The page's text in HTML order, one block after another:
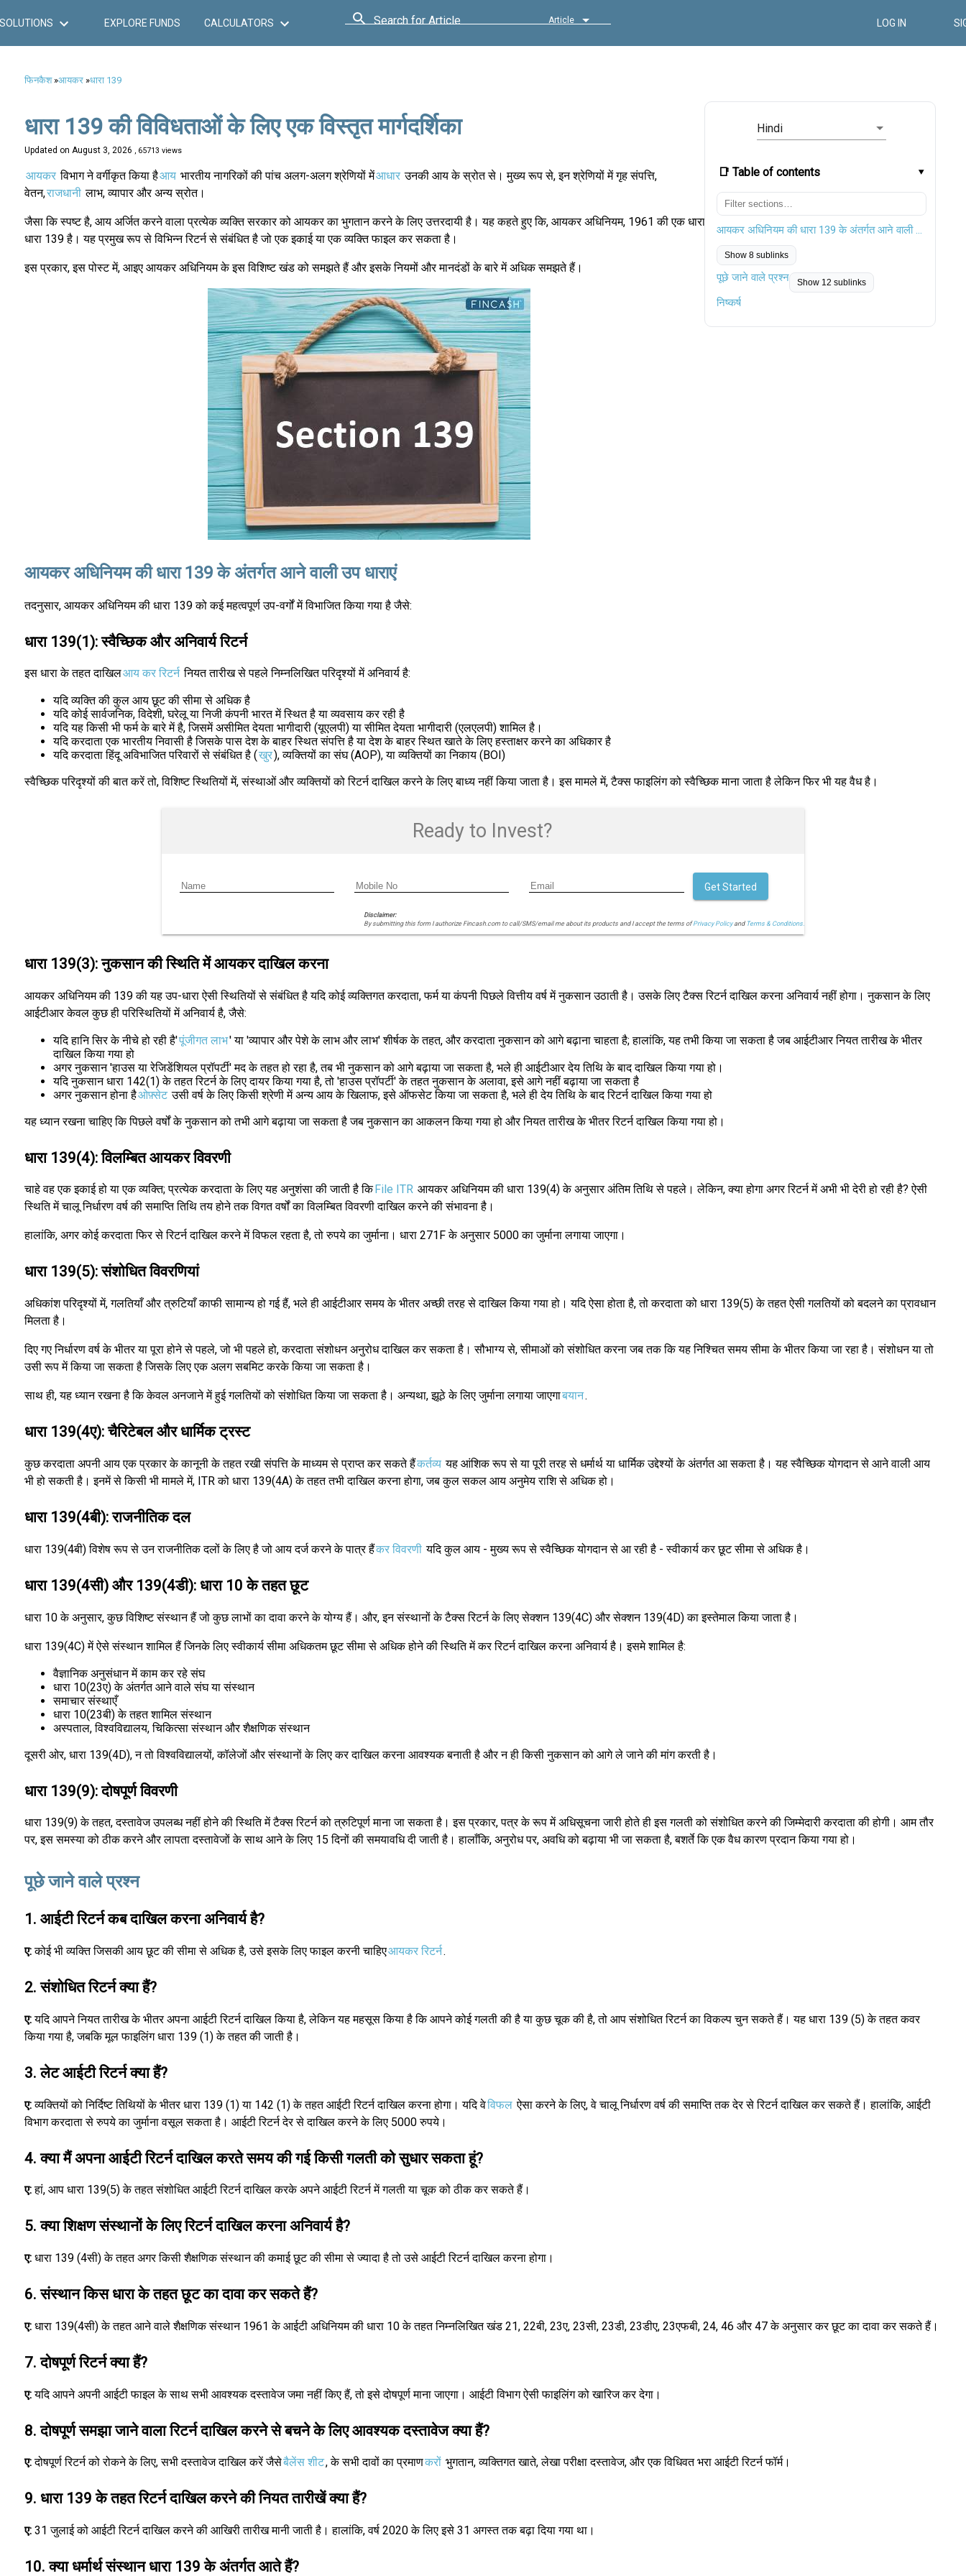
SOLUTIONS EXPLORE FUNDS CALCULATORS Search for Article Article LOG IN
फिनकैश»आयकर»धारा 139
Hindi
📑 Table of contents
आयकर अधिनियम की धारा 139 के अंतर्गत आने वाली उप धाराएं
Show 8 sublinks
पूछे जाने वाले प्रश्न Show 12 sublinks
निष्कर्ष
धारा 139 की विविधताओं के लिए एक विस्तृत मार्गदर्शिका
Updated on August 3, 2026 , 65713 views
आयकर विभाग ने वर्गीकृत किया हैआय भारतीय नागरिकों की पांच अलग-अलग श्रेणियों मेंआधार उनकी आय के स्रोत से। मुख्य रूप से, इन श्रेणियों में गृह संपत्ति,
वेतन,राजधानी लाभ, व्यापार और अन्य स्रोत।
जैसा कि स्पष्ट है, आय अर्जित करने वाला प्रत्येक व्यक्ति सरकार को आयकर का भुगतान करने के लिए उत्तरदायी है। यह कहते हुए कि, आयकर अधिनियम, 1961 की एक धारा
धारा 139 है। यह प्रमुख रूप से विभिन्न रिटर्न से संबंधित है जो एक इकाई या एक व्यक्ति फाइल कर सकता है।
इस प्रकार, इस पोस्ट में, आइए आयकर अधिनियम के इस विशिष्ट खंड को समझते हैं और इसके नियमों और मानदंडों के बारे में अधिक समझते हैं।
आयकर अधिनियम की धारा 139 के अंतर्गत आने वाली उप धाराएं
तदनुसार, आयकर अधिनियम की धारा 139 को कई महत्वपूर्ण उप-वर्गों में विभाजित किया गया है जैसे:
धारा 139(1): स्वैच्छिक और अनिवार्य रिटर्न
इस धारा के तहत दाखिलआय कर रिटर्न नियत तारीख से पहले निम्नलिखित परिदृश्यों में अनिवार्य है:
यदि व्यक्ति की कुल आय छूट की सीमा से अधिक है
यदि कोई सार्वजनिक, विदेशी, घरेलू या निजी कंपनी भारत में स्थित है या व्यवसाय कर रही है
यदि यह किसी भी फर्म के बारे में है, जिसमें असीमित देयता भागीदारी (यूएलपी) या सीमित देयता भागीदारी (एलएलपी) शामिल है।
यदि करदाता एक भारतीय निवासी है जिसके पास देश के बाहर स्थित संपत्ति है या देश के बाहर स्थित खाते के लिए हस्ताक्षर करने का अधिकार है
यदि करदाता हिंदू अविभाजित परिवारों से संबंधित है (खुर), व्यक्तियों का संघ (AOP), या व्यक्तियों का निकाय (BOI)
स्वैच्छिक परिदृश्यों की बात करें तो, विशिष्ट स्थितियों में, संस्थाओं और व्यक्तियों को रिटर्न दाखिल करने के लिए बाध्य नहीं किया जाता है। इस मामले में, टैक्स फाइलिंग को स्वैच्छिक माना जाता है लेकिन फिर भी यह वैध है।
Ready to Invest?
Disclaimer:
By submitting this form I authorize Fincash.com to call/SMS/email me about its products and I accept the terms ofPrivacy Policyand Terms & Conditions.
Get Started
धारा 139(3): नुकसान की स्थिति में आयकर दाखिल करना
आयकर अधिनियम की 139 की यह उप-धारा ऐसी स्थितियों से संबंधित है यदि कोई व्यक्तिगत करदाता, फर्म या कंपनी पिछले वित्तीय वर्ष में नुकसान उठाती है। उसके लिए टैक्स रिटर्न दाखिल करना अनिवार्य नहीं होगा। नुकसान के लिए
आईटीआर केवल कुछ ही परिस्थितियों में अनिवार्य है, जैसे:
यदि हानि सिर के नीचे हो रही है'पूंजीगत लाभ' या 'व्यापार और पेशे के लाभ और लाभ' शीर्षक के तहत, और करदाता नुकसान को आगे बढ़ाना चाहता है; हालांकि, यह तभी किया जा सकता है जब आईटीआर नियत तारीख के भीतर
दाखिल किया गया हो
अगर नुकसान 'हाउस या रेजिडेंशियल प्रॉपर्टी' मद के तहत हो रहा है, तब भी नुकसान को आगे बढ़ाया जा सकता है, भले ही आईटीआर देय तिथि के बाद दाखिल किया गया हो।
यदि नुकसान धारा 142(1) के तहत रिटर्न के लिए दायर किया गया है, तो 'हाउस प्रॉपर्टी' के तहत नुकसान के अलावा, इसे आगे नहीं बढ़ाया जा सकता है
अगर नुकसान होना हैओफ़्सेट उसी वर्ष के लिए किसी श्रेणी में अन्य आय के खिलाफ, इसे ऑफसेट किया जा सकता है, भले ही देय तिथि के बाद रिटर्न दाखिल किया गया हो
यह ध्यान रखना चाहिए कि पिछले वर्षों के नुकसान को तभी आगे बढ़ाया जा सकता है जब नुकसान का आकलन किया गया हो और नियत तारीख के भीतर रिटर्न दाखिल किया गया हो।
धारा 139(4): विलम्बित आयकर विवरणी
चाहे वह एक इकाई हो या एक व्यक्ति; प्रत्येक करदाता के लिए यह अनुशंसा की जाती है कि File ITR आयकर अधिनियम की धारा 139(4) के अनुसार अंतिम तिथि से पहले। लेकिन, क्या होगा अगर रिटर्न में अभी भी देरी हो रही है? ऐसी
स्थिति में चालू निर्धारण वर्ष की समाप्ति तिथि तय होने तक विगत वर्षों का विलम्बित विवरणी दाखिल करने की संभावना है।
हालांकि, अगर कोई करदाता फिर से रिटर्न दाखिल करने में विफल रहता है, तो रुपये का जुर्माना। धारा 271F के अनुसार 5000 का जुर्माना लगाया जाएगा।
धारा 139(5): संशोधित विवरणियां
अधिकांश परिदृश्यों में, गलतियाँ और त्रुटियाँ काफी सामान्य हो गई हैं, भले ही आईटीआर समय के भीतर अच्छी तरह से दाखिल किया गया हो। यदि ऐसा होता है, तो करदाता को धारा 139(5) के तहत ऐसी गलतियों को बदलने का प्रावधान
मिलता है।
दिए गए निर्धारण वर्ष के भीतर या पूरा होने से पहले, जो भी पहले हो, करदाता संशोधन अनुरोध दाखिल कर सकता है। सौभाग्य से, सीमाओं को संशोधित करना जब तक कि यह निश्चित समय सीमा के भीतर किया जा रहा है। संशोधन या तो
उसी रूप में किया जा सकता है जिसके लिए एक अलग सबमिट करके किया जा सकता है।
साथ ही, यह ध्यान रखना है कि केवल अनजाने में हुई गलतियों को संशोधित किया जा सकता है। अन्यथा, झूठे के लिए जुर्माना लगाया जाएगाबयान.
धारा 139(4ए): चैरिटेबल और धार्मिक ट्रस्ट
कुछ करदाता अपनी आय एक प्रकार के कानूनी के तहत रखी संपत्ति के माध्यम से प्राप्त कर सकते हैंकर्तव्य यह आंशिक रूप से या पूरी तरह से धर्मार्थ या धार्मिक उद्देश्यों के अंतर्गत आ सकता है। यह स्वैच्छिक योगदान से आने वाली आय
भी हो सकती है। इनमें से किसी भी मामले में, ITR को धारा 139(4A) के तहत तभी दाखिल करना होगा, जब कुल सकल आय अनुमेय राशि से अधिक हो।
धारा 139(4बी): राजनीतिक दल
धारा 139(4बी) विशेष रूप से उन राजनीतिक दलों के लिए है जो आय दर्ज करने के पात्र हैंकर विवरणी यदि कुल आय - मुख्य रूप से स्वैच्छिक योगदान से आ रही है - स्वीकार्य कर छूट सीमा से अधिक है।
धारा 139(4सी) और 139(4डी): धारा 10 के तहत छूट
धारा 10 के अनुसार, कुछ विशिष्ट संस्थान हैं जो कुछ लाभों का दावा करने के योग्य हैं। और, इन संस्थानों के टैक्स रिटर्न के लिए सेक्शन 139(4C) और सेक्शन 139(4D) का इस्तेमाल किया जाता है।
धारा 139(4C) में ऐसे संस्थान शामिल हैं जिनके लिए स्वीकार्य सीमा अधिकतम छूट सीमा से अधिक होने की स्थिति में कर रिटर्न दाखिल करना अनिवार्य है। इसमे शामिल है:
वैज्ञानिक अनुसंधान में काम कर रहे संघ
धारा 10(23ए) के अंतर्गत आने वाले संघ या संस्थान
समाचार संस्थाएँ
धारा 10(23बी) के तहत शामिल संस्थान
अस्पताल, विश्वविद्यालय, चिकित्सा संस्थान और शैक्षणिक संस्थान
दूसरी ओर, धारा 139(4D), न तो विश्वविद्यालयों, कॉलेजों और संस्थानों के लिए कर दाखिल करना आवश्यक बनाती है और न ही किसी नुकसान को आगे ले जाने की मांग करती है।
धारा 139(9): दोषपूर्ण विवरणी
धारा 139(9) के तहत, दस्तावेज उपलब्ध नहीं होने की स्थिति में टैक्स रिटर्न को त्रुटिपूर्ण माना जा सकता है। इस प्रकार, पत्र के रूप में अधिसूचना जारी होते ही इस गलती को संशोधित करने की जिम्मेदारी करदाता की होगी। आम तौर
पर, इस समस्या को ठीक करने और लापता दस्तावेजों के साथ आने के लिए 15 दिनों की समयावधि दी जाती है। हालाँकि, अनुरोध पर, अवधि को बढ़ाया भी जा सकता है, बशर्ते कि एक वैध कारण प्रदान किया गया हो।
पूछे जाने वाले प्रश्न
1. आईटी रिटर्न कब दाखिल करना अनिवार्य है?
ए:कोई भी व्यक्ति जिसकी आय छूट की सीमा से अधिक है, उसे इसके लिए फाइल करनी चाहिएआयकर रिटर्न.
2. संशोधित रिटर्न क्या हैं?
ए:यदि आपने नियत तारीख के भीतर अपना आईटी रिटर्न दाखिल किया है, लेकिन यह महसूस किया है कि आपने कोई गलती की है या कुछ चूक की है, तो आप संशोधित रिटर्न का विकल्प चुन सकते हैं। यह धारा 139 (5) के तहत कवर
किया गया है, जबकि मूल फाइलिंग धारा 139 (1) के तहत की जाती है।
3. लेट आईटी रिटर्न क्या हैं?
ए:व्यक्तियों को निर्दिष्ट तिथियों के भीतर धारा 139 (1) या 142 (1) के तहत आईटी रिटर्न दाखिल करना होगा। यदि वेविफल ऐसा करने के लिए, वे चालू निर्धारण वर्ष की समाप्ति तक देर से रिटर्न दाखिल कर सकते हैं। हालांकि, आईटी
विभाग करदाता से रुपये का जुर्माना वसूल सकता है। आईटी रिटर्न देर से दाखिल करने के लिए 5000 रुपये।
4. क्या मैं अपना आईटी रिटर्न दाखिल करते समय की गई किसी गलती को सुधार सकता हूं?
ए:हां, आप धारा 139(5) के तहत संशोधित आईटी रिटर्न दाखिल करके अपने आईटी रिटर्न में गलती या चूक को ठीक कर सकते हैं।
5. क्या शिक्षण संस्थानों के लिए रिटर्न दाखिल करना अनिवार्य है?
ए:धारा 139 (4सी) के तहत अगर किसी शैक्षणिक संस्थान की कमाई छूट की सीमा से ज्यादा है तो उसे आईटी रिटर्न दाखिल करना होगा।
6. संस्थान किस धारा के तहत छूट का दावा कर सकते हैं?
ए:धारा 139(4सी) के तहत आने वाले शैक्षणिक संस्थान 1961 के आईटी अधिनियम की धारा 10 के तहत निम्नलिखित खंड 21, 22बी, 23ए, 23सी, 23डी, 23डीए, 23एफबी, 24, 46 और 47 के अनुसार कर छूट का दावा कर सकते हैं।
7. दोषपूर्ण रिटर्न क्या हैं?
ए:यदि आपने अपनी आईटी फाइल के साथ सभी आवश्यक दस्तावेज जमा नहीं किए हैं, तो इसे दोषपूर्ण माना जाएगा। आईटी विभाग ऐसी फाइलिंग को खारिज कर देगा।
8. दोषपूर्ण समझा जाने वाला रिटर्न दाखिल करने से बचने के लिए आवश्यक दस्तावेज क्या हैं?
ए:दोषपूर्ण रिटर्न को रोकने के लिए, सभी दस्तावेज दाखिल करें जैसेबैलेंस शीट, के सभी दावों का प्रमाणकरों भुगतान, व्यक्तिगत खाते, लेखा परीक्षा दस्तावेज, और एक विधिवत भरा आईटी रिटर्न फॉर्म।
9. धारा 139 के तहत रिटर्न दाखिल करने की नियत तारीखें क्या हैं?
ए:31 जुलाई को आईटी रिटर्न दाखिल करने की आखिरी तारीख मानी जाती है। हालांकि, वर्ष 2020 के लिए इसे 31 अगस्त तक बढ़ा दिया गया था।
10. क्या धर्मार्थ संस्थान धारा 139 के अंतर्गत आते हैं?